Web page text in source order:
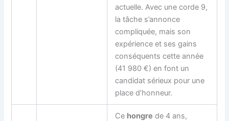
actuelle. Avec une corde 9,
la tâche s’annonce
compliquée, mais son
expérience et ses gains
conséquents cette année
(41 980 €) en font un
candidat sérieux pour une
place d’honneur.
Ce hongre de 4 ans,